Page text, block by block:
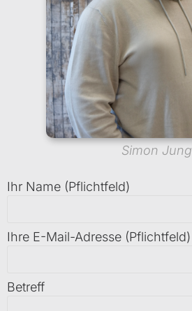
Simon Jung
Ihr Name (Pflichtfeld)
Ihre E-Mail-Adresse (Pflichtfeld)
Betreff